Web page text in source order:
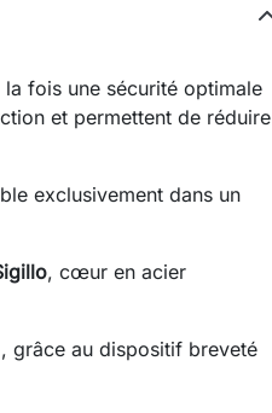
fois une sécurité optimale
et permettent de réduire
exclusivement dans un
, cœur en acier
grâce au dispositif breveté